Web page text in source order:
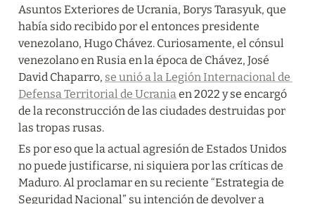
Asuntos Exteriores de Ucrania, Borys Tarasyuk, que
había sido recibido por el entonces presidente
venezolano, Hugo Chávez. Curiosamente, el cónsul
venezolano en Rusia en la época de Chávez, José
David Chaparro, se unió a la Legión Internacional de
Defensa Territorial de Ucrania en 2022 y se encargó
de la reconstrucción de las ciudades destruidas por
las tropas rusas.
Es por eso que la actual agresión de Estados Unidos
no puede justificarse, ni siquiera por las críticas de
Maduro. Al proclamar en su reciente “Estrategia de
Seguridad Nacional” su intención de devolver a